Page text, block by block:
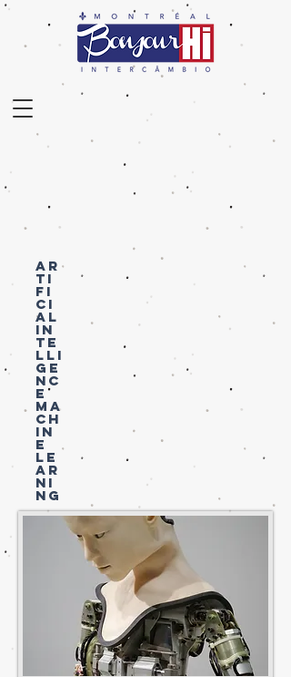
AR
TI
FI
CI
AL
IN
TE
LLI
GE
NC
E
MA
CH
IN
E
LE
AR
NI
NG